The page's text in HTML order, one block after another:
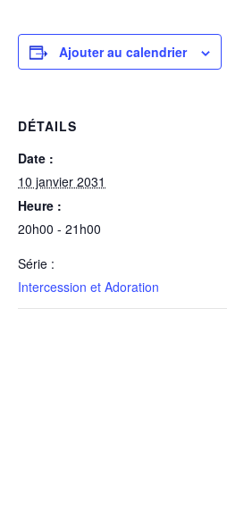
Ajouter au calendrier
DÉTAILS
Date :
10 janvier 2031
Heure :
20h00 - 21h00
Série :
Intercession et Adoration